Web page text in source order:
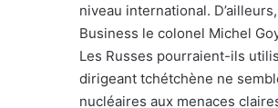
niveau international.
Business le colonel Michel
Les Russes pourraient-ils
dirigeant tchétchène ne
nucléaires aux menaces